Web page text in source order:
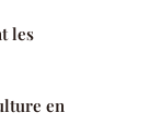
les
en